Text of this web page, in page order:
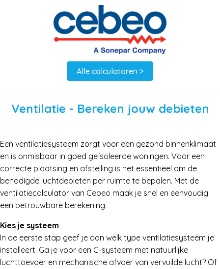
Alle calculatoren >
Ventilatie - Bereken jouw debieten
Een ventilatiesysteem zorgt voor een gezond binnenklimaat
en is onmisbaar in goed geïsoleerde woningen. Voor een
correcte plaatsing en afstelling is het essentieel om de
benodigde luchtdebieten per ruimte te bepalen. Met de
ventilatiecalculator van Cebeo maak je snel en eenvoudig
een betrouwbare berekening.
Kies je systeem
In de eerste stap geef je aan welk type ventilatiesysteem je
installeert. Ga je voor een C-systeem met natuurlijke
luchttoevoer en mechanische afvoer van vervuilde lucht? Of